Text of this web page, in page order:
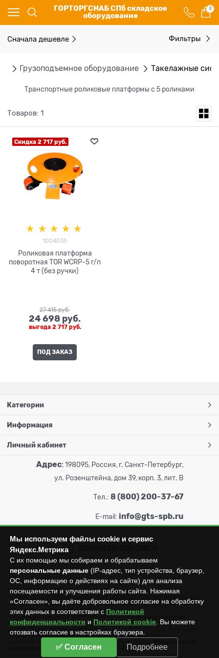
ГОРТОРГСНАБ СПб складское
оборудование
0
Грузоподъемное оборудование Такелажные
Транспортные роликовые платформы с 5 роликами
Сначала дешевле Фильтры
Товаров: 1
Скидка 2 717 руб.
1004035
Роликовая платформа
поворотная TOR WCRP-5 г/п
4 т (без ручки)
27 415 руб.
24 698 руб.
выгода 2 717 руб.
ПОД ЗАКАЗ
Категории
Информация
Личный кабинет
Адрес: 198095, Россия, г. Санкт-Петербург,
ул. Розенштейна, дом 39, корп. 3, лит. В
Тел.: 8 (800) 200-37-67
E-mail: info@gts-spb.ru
ГОРТОРГСНАБ СПб © 2026Все права защищены.
Производство продажа складского оборудования: металлических
стеллажей, металлических шкафов, штабелеров, тележек, талей,
тельферов, лебедок и пр.
Информация на сайте носит исключительно информационный
характер и не может считаться публичной офертой, которая
определяется положениями статьи 437 (п.2) ГК РФ. Для получения
подробной информации об имеющихся товарах и ценах
сумма заказа составляет 3000 рублей.
Мы используем файлы cookie и сервис
Яндекс.Метрика
С их помощью мы собираем и обрабатываем
персональные данные (IP-адрес, тип устройства, браузер,
ОС, информацию о действиях на сайте) для анализа
посещаемости и улучшения работы сайта. Нажимая
«Согласен», вы даёте добровольное согласие на обработку
этих данных в соответствии с Политикой
конфиденциальности и Политикой cookie . Вы можете
отозвать согласие в настройках браузера.
✅ Согласен Подробнее